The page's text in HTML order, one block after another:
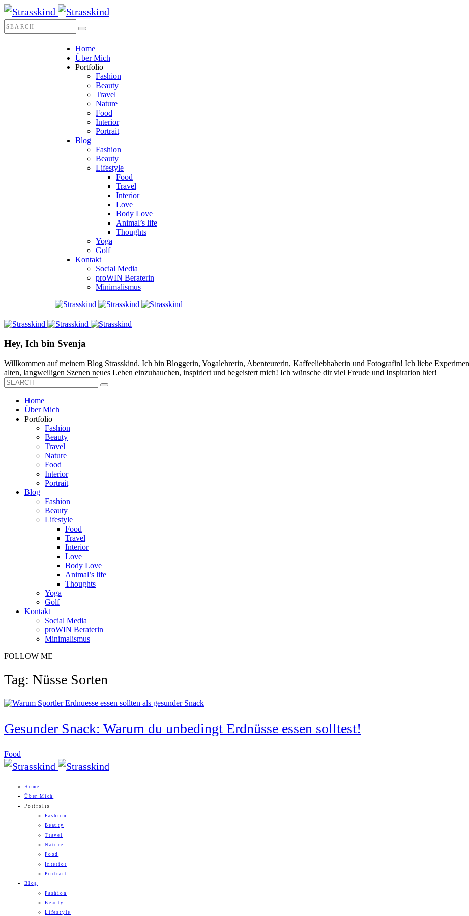
Home
Über Mich
Portfolio
Fashion
Beauty
Travel
Nature
Food
Interior
Portrait
Blog
Fashion
Beauty
Lifestyle
Food
Travel
Interior
Love
Body Love
Animal’s life
Thoughts
Yoga
Golf
Kontakt
Social Media
proWIN Beraterin
Minimalismus
Hey, Ich bin Svenja
Willkommen auf meinem Blog Strasskind. Ich bin Bloggerin, Yogalehrerin, Abenteurerin, Kaffeeliebhaberin und Fotografin! Ich liebe
alten, langweiligen Szenen neues Leben einzuhauchen, inspiriert und begeistert mich! Ich wünsche dir viel Freude und Inspiration hier!
Home
Über Mich
Portfolio
Fashion
Beauty
Travel
Nature
Food
Interior
Portrait
Blog
Fashion
Beauty
Lifestyle
Food
Travel
Interior
Love
Body Love
Animal’s life
Thoughts
Yoga
Golf
Kontakt
Social Media
proWIN Beraterin
Minimalismus
FOLLOW ME
Tag: Nüsse Sorten
Gesunder Snack: Warum du unbedingt Erdnüsse essen solltest!
Food
Home
Über Mich
Portfolio
Fashion
Beauty
Travel
Nature
Food
Interior
Portrait
Blog
Fashion
Beauty
Lifestyle